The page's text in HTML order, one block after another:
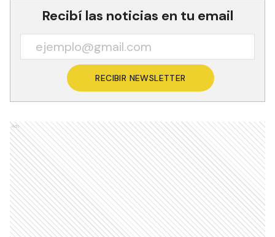
Recibí las noticias en tu email
RECIBIR NEWSLETTER
Ads